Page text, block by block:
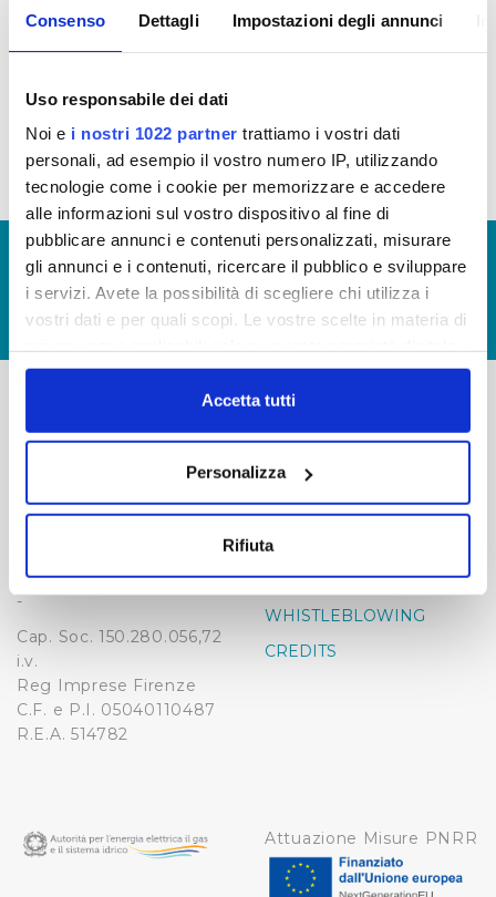
Consenso Dettagli Impostazioni degli annunci
Uso responsabile dei dati
Noi e i nostri 1022 partner trattiamo i vostri dati
personali, ad esempio il vostro numero IP, utilizzando
tecnologie come i cookie per memorizzare e accedere
alle informazioni sul vostro dispositivo al fine di
pubblicare annunci e contenuti personalizzati, misurare
gli annunci e i contenuti, ricercare il pubblico e sviluppare
i servizi. Avete la possibilità di scegliere chi utilizza i
vostri dati e per quali scopi. Le vostre scelte in materia di
in cui avete effettuato le vostre scelte. È possibile
modificare o revocare il proprio consenso in qualsiasi
momento dalla Dichiarazione sui cookie o facendo clic
Con il tuo consenso, vorremmo anche:
raccogliere informazioni sulla tua posizione
Identificare il tuo dispositivo, scansionandolo
attivamente alla ricerca di caratteristiche specifiche
Approfondisci come vengono elaborati i tuoi dati personali
e imposta le tue preferenze nella
Utilizziamo dei cookie tecnici necessari per rendere
fruibile il sito web abilitandone funzionalità di base quali
la navigazione sulle pagine e l'accesso alle aree
Accetta tutti
Personalizza
Rifiuta
Prevenzione della Corruzione in vigore dal
08/10/2021 (Visualizza Documentazione)
Prevenzione della Corruzione (Visualizza
© Copyright 2017 - 2026
GLOSSARIO
GIUDICA IL SERVIZIO
LAVORA CON NOI
50126 Fi
-
Cap. Soc. 150.280.056,72
i.v.
Reg Imprese Firenze
C.F. e P.I. 05040110487
R.E.A. 514782
-
FAQ
PRIVACY POLICY
NOTE LEGALI
COOKIE
WHISTLEBLOWING
CREDITS
Attuazione Misure PNRR